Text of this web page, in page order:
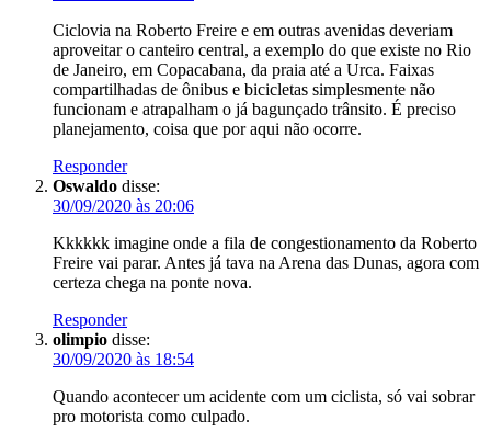
Ciclovia na Roberto Freire e em outras avenidas deveriam
aproveitar o canteiro central, a exemplo do que existe no Rio
de Janeiro, em Copacabana, da praia até a Urca. Faixas
compartilhadas de ônibus e bicicletas simplesmente não
funcionam e atrapalham o já bagunçado trânsito. É preciso
planejamento, coisa que por aqui não ocorre.
Responder
Oswaldo disse:
30/09/2020 às 20:06
Kkkkkk imagine onde a fila de congestionamento da Roberto
Freire vai parar. Antes já tava na Arena das Dunas, agora com
certeza chega na ponte nova.
Responder
olimpio disse:
30/09/2020 às 18:54
Quando acontecer um acidente com um ciclista, só vai sobrar
pro motorista como culpado.